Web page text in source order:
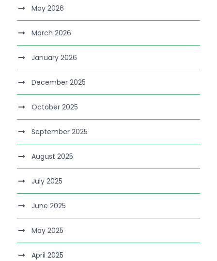
May 2026
March 2026
January 2026
December 2025
October 2025
September 2025
August 2025
July 2025
June 2025
May 2025
April 2025